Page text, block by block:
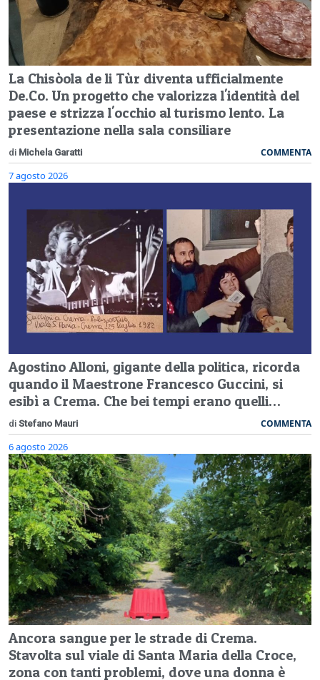
La Chisòola de li Tùr diventa ufficialmente
De.Co. Un progetto che valorizza l'identità del
paese e strizza l'occhio al turismo lento. La
presentazione nella sala consiliare
di Michela Garatti COMMENTA
7 agosto 2026
Agostino Alloni, gigante della politica, ricorda
quando il Maestrone Francesco Guccini, si
esibì a Crema. Che bei tempi erano quelli…
di Stefano Mauri COMMENTA
6 agosto 2026
Ancora sangue per le strade di Crema.
Stavolta sul viale di Santa Maria della Croce,
zona con tanti problemi, dove una donna è